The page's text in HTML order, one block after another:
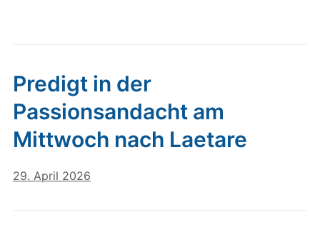
Predigt in der
Passionsandacht am
Mittwoch nach Laetare
29. April 2026